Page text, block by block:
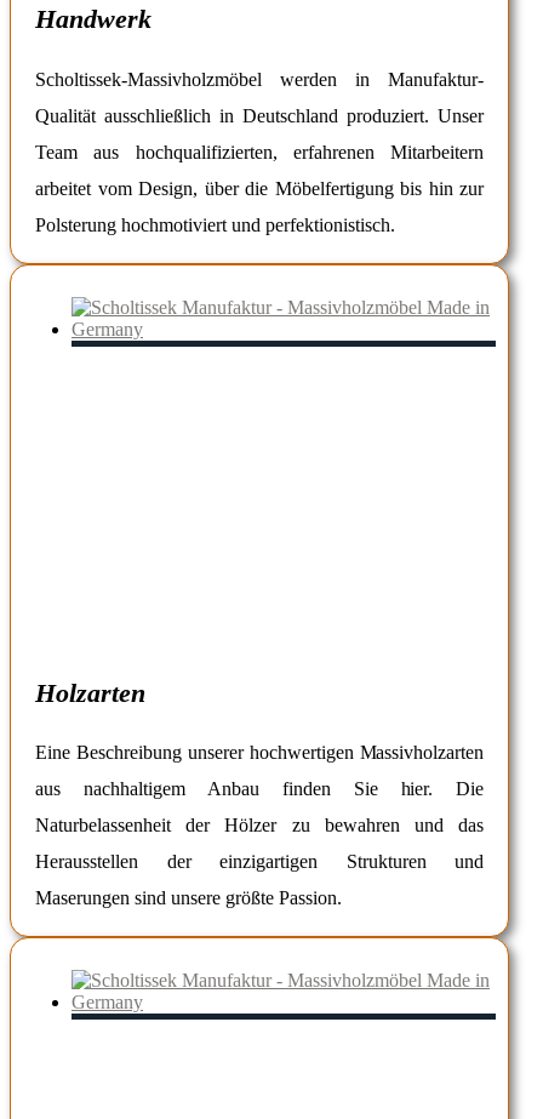
Handwerk
Scholtissek-Massivholzmöbel werden in Manufaktur-
Qualität ausschließlich in Deutschland produziert. Unser
Team aus hochqualifizierten, erfahrenen Mitarbeitern
arbeitet vom Design, über die Möbelfertigung bis hin zur
Polsterung hochmotiviert und perfektionistisch.
Holzarten
Eine Beschreibung unserer hochwertigen Massivholzarten
aus nachhaltigem Anbau finden Sie hier. Die
Naturbelassenheit der Hölzer zu bewahren und das
Herausstellen der einzigartigen Strukturen und
Maserungen sind unsere größte Passion.